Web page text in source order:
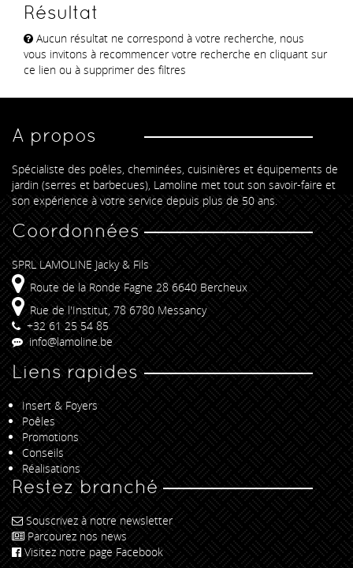
Résultat
Aucun résultat ne correspond à votre recherche, nous
vous invitons à recommencer votre recherche en cliquant sur
ce lien ou à supprimer des filtres
A propos
Spécialiste des poêles, cheminées, cuisinières et équipements de
jardin (serres et barbecues), Lamoline met tout son savoir-faire et
son expérience à votre service depuis plus de 50 ans.
Coordonnées
SPRL LAMOLINE Jacky & Fils
Route de la Ronde Fagne 28 6640 Bercheux
Rue de l'Institut, 78 6780 Messancy
+32 61 25 54 85
info@lamoline.be
Liens rapides
Insert & Foyers
Poêles
Promotions
Conseils
Réalisations
Restez branché
Souscrivez à notre newsletter
Parcourez nos news
Visitez notre page Facebook